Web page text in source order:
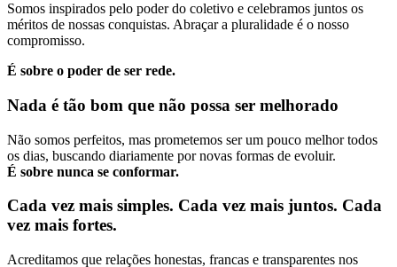
Somos inspirados pelo poder do coletivo e celebramos juntos os
méritos de nossas conquistas. Abraçar a pluralidade é o nosso
compromisso.
É sobre o poder de ser rede.
Nada é tão bom que não possa ser melhorado
Não somos perfeitos, mas prometemos ser um pouco melhor todos
os dias, buscando diariamente por novas formas de evoluir.
É sobre nunca se conformar.
Cada vez mais simples. Cada vez mais juntos. Cada
vez mais fortes.
Acreditamos que relações honestas, francas e transparentes nos